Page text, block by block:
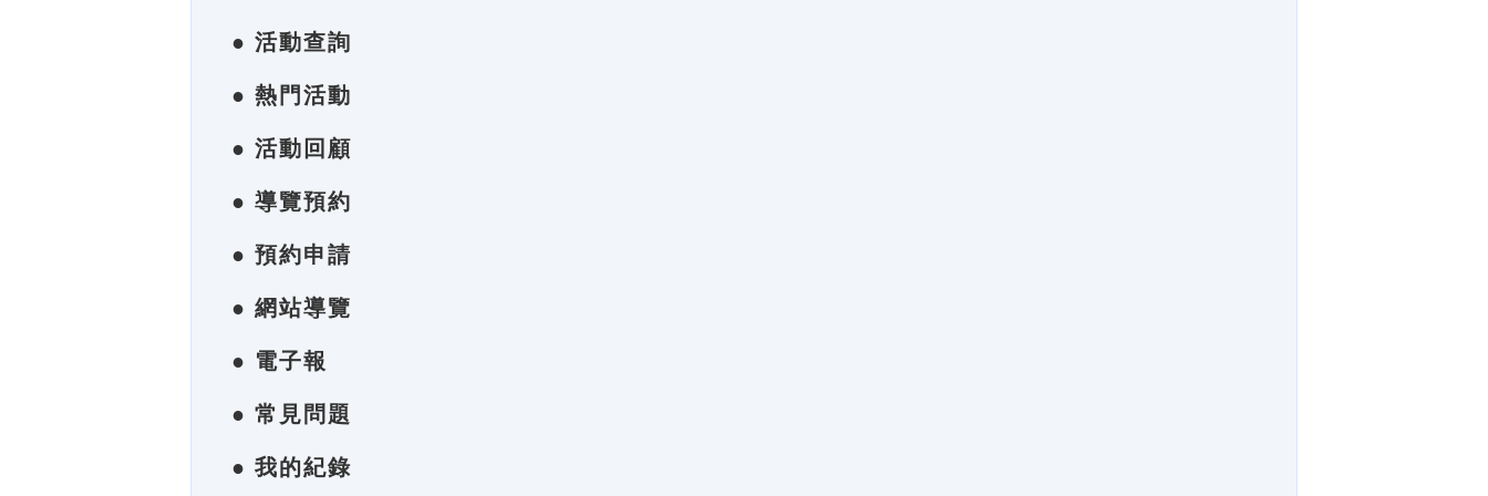
● 活動查詢
● 熱門活動
● 活動回顧
● 導覽預約
● 預約申請
● 網站導覽
● 電子報
● 常見問題
● 我的紀錄